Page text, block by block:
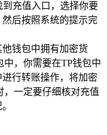
到充值入口，选择你要
后按照系统的提示完
钱包中拥有加密货
中，你需要在TP钱包中
行转账操作，将加密
，一定要仔细核对充值